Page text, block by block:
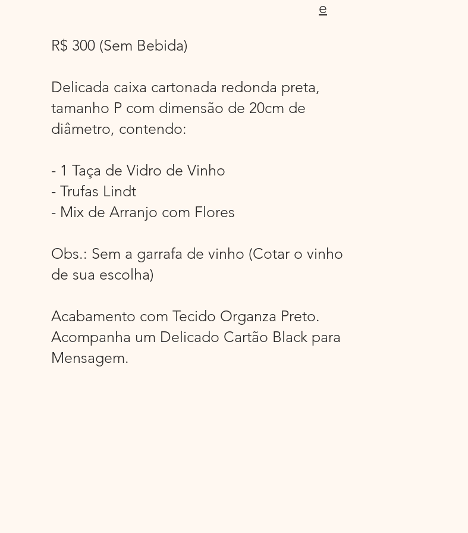
e
R$ 300 (Sem Bebida)
Delicada caixa cartonada redonda preta,
tamanho P com dimensão de 20cm de
diâmetro, contendo:
- 1 Taça de Vidro de Vinho
- Trufas Lindt
- Mix de Arranjo com Flores
Obs.: Sem a garrafa de vinho (Cotar o vinho
de sua escolha)
Acabamento com Tecido Organza Preto.
Acompanha um Delicado Cartão Black para
Mensagem.